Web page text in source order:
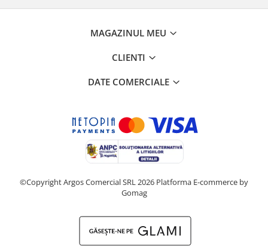
MAGAZINUL MEU
CLIENTI
DATE COMERCIALE
©Copyright Argos Comercial SRL 2026 Platforma E-commerce by
Gomag